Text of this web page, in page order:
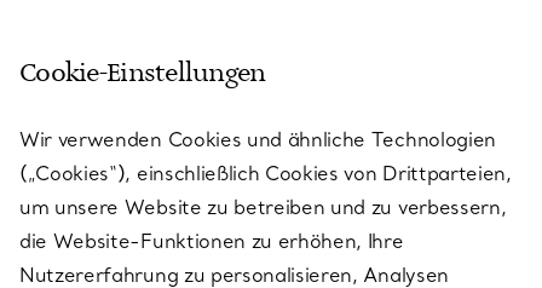
Wie lassen sich kombinierbare Armbänder und
Armreife mit edlem Schmuck stylen?
Was macht die HardWear by Tiffany
Gliederarmbänder so einzigartig?
Zu welchen Anlässen eignet sich ein
Gliederarmband in Gold als Geschenk?
Cookie-Einstellungen
Wir verwenden Cookies und ähnliche Technologien
(„Cookies“), einschließlich Cookies von Drittparteien,
um unsere Website zu betreiben und zu verbessern,
die Website-Funktionen zu erhöhen, Ihre
Nutzererfahrung zu personalisieren, Analysen